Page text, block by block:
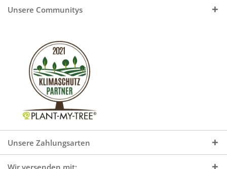
Unsere Communitys
Unsere Zahlungsarten
Wir versenden mit: